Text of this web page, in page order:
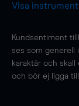
Visa instrument
Kundsentiment
ses som generell
karaktär och
och bör ej ligga